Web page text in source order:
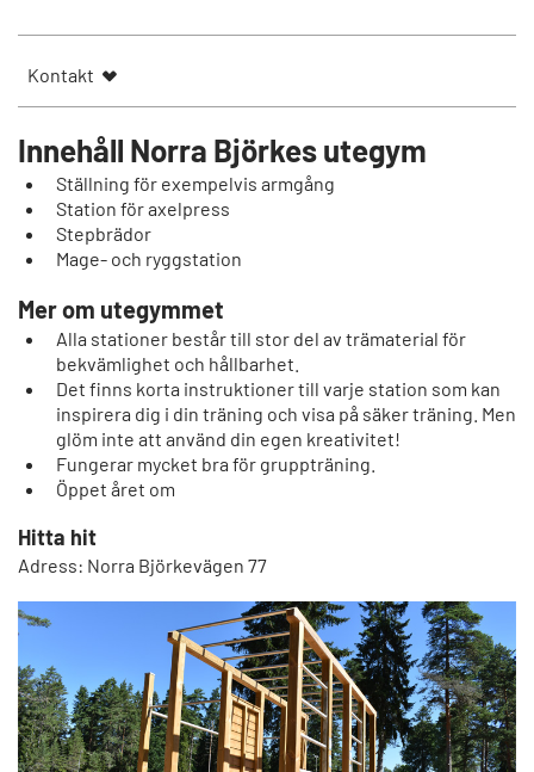
Kontakt
Innehåll Norra Björkes utegym
Ställning för exempelvis armgång
Station för axelpress
Stepbrädor
Mage- och ryggstation
Mer om utegymmet
Alla stationer består till stor del av trämaterial för
bekvämlighet och hållbarhet.
Det finns korta instruktioner till varje station som kan
inspirera dig i din träning och visa på säker träning. Men
glöm inte att använd din egen kreativitet!
Fungerar mycket bra för gruppträning.
Öppet året om
Hitta hit
Adress: Norra Björkevägen 77